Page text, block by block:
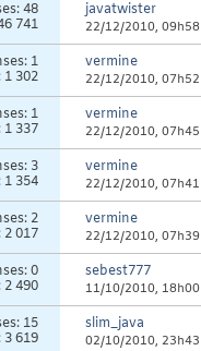
48
741
javatwister
22/12/2010, 09h58
1
1 302
vermine
22/12/2010, 07h52
1
1 337
vermine
22/12/2010, 07h45
3
1 354
vermine
22/12/2010, 07h41
2
2 017
vermine
22/12/2010, 07h39
0
2 490
sebest777
11/10/2010, 18h00
15
3 619
slim_java
02/10/2010, 23h43